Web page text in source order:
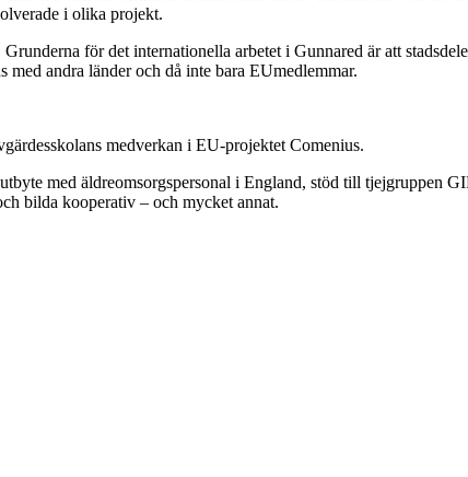
i olika projekt.
för det internationella arbetet i Gunnared är att
andra länder och då inte bara EUmedlemmar.
medverkan i EU-projektet Comenius.
med äldreomsorgspersonal i England, stöd till tjejgruppen
bilda kooperativ – och mycket annat.